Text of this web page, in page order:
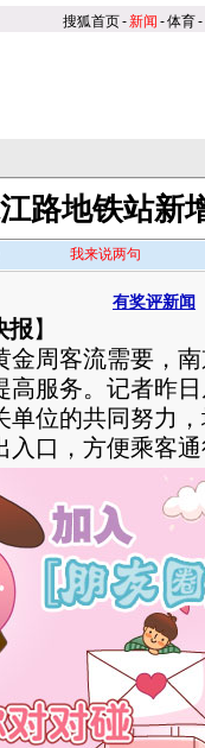
搜狐首页-新闻 -体育-
路地铁站新
我来说两句
有奖评新闻
报】
周客流需要，南
高服务。记者昨
单位的共同努力
入口，方便乘客